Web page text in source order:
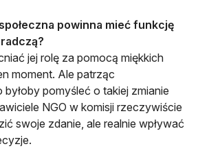
powinna mieć funkcję
jej rolę za pomocą miękkich
moment. Ale patrząc
pomyśleć o takiej zmianie
NGO w komisji rzeczywiście
swoje zdanie, ale realnie wpływać